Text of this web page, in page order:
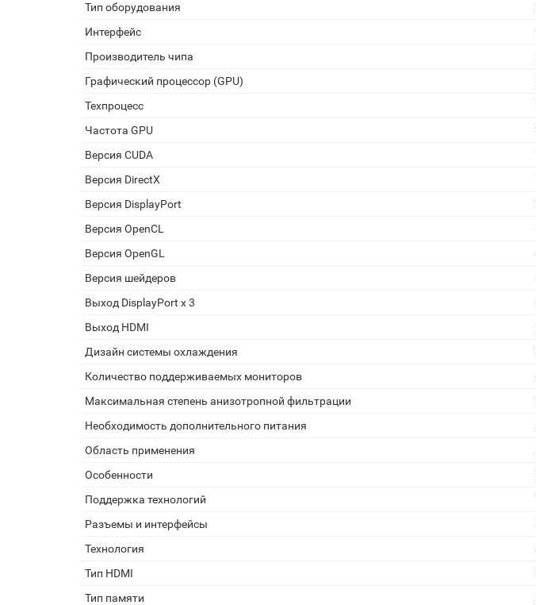
Тип оборудования
Интерфейс
Производитель чипа
Графический процессор (GPU)
Техпроцесс
Частота GPU
Версия CUDA
Версия DirectX
Версия DisplayPort
Версия OpenCL
Версия OpenGL
Версия шейдеров
Выход DisplayPort x 3
Выход HDMI
Дизайн системы охлаждения
Количество поддерживаемых мониторов
Максимальная степень анизотропной фильтрации
Необходимость дополнительного питания
Область применения
Особенности
Поддержка технологий
Разъемы и интерфейсы
Технология
Тип HDMI
Тип памяти